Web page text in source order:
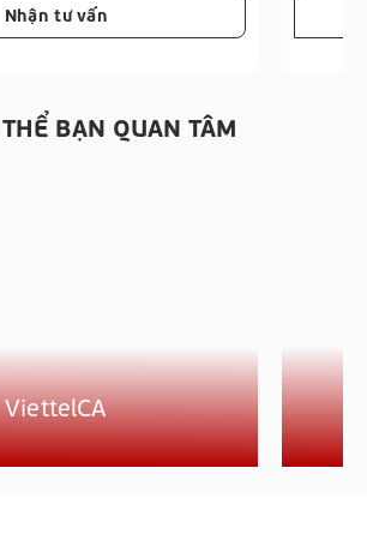
Nhận tư vấn
BẠN QUAN TÂM
ViettelCA